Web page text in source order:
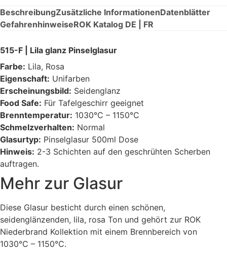
BeschreibungZusätzliche InformationenDatenblätter
GefahrenhinweiseROK Katalog DE | FR
515-F | Lila glanz Pinselglasur
Farbe: Lila, Rosa
Eigenschaft: Unifarben
Erscheinungsbild: Seidenglanz
Food Safe: Für Tafelgeschirr geeignet
Brenntemperatur: 1030°C – 1150°C
Schmelzverhalten: Normal
Glasurtyp: Pinselglasur 500ml Dose
Hinweis: 2-3 Schichten auf den geschrühten Scherben
auftragen.
Mehr zur Glasur
Diese Glasur besticht durch einen schönen,
seidenglänzenden, lila, rosa Ton und gehört zur ROK
Niederbrand Kollektion mit einem Brennbereich von
1030°C – 1150°C.